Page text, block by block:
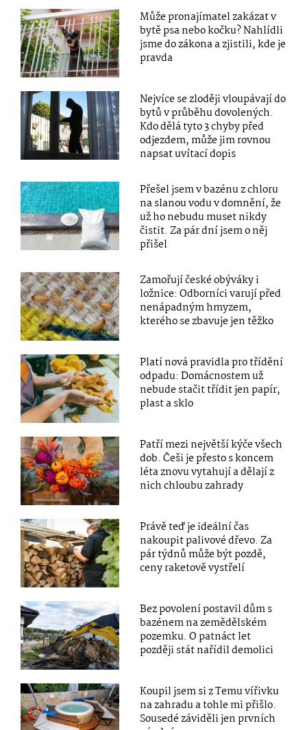
Může pronajímatel zakázat v
bytě psa nebo kočku? Nahlídli
jsme do zákona a zjistili, kde je
pravda
Nejvíce se zloději vloupávají do
bytů v průběhu dovolených.
Kdo dělá tyto 3 chyby před
odjezdem, může jim rovnou
napsat uvítací dopis
Přešel jsem v bazénu z chloru
na slanou vodu v domnění, že
už ho nebudu muset nikdy
čistit. Za pár dní jsem o něj
přišel
Zamořují české obýváky i
ložnice: Odborníci varují před
nenápadným hmyzem,
kterého se zbavuje jen těžko
Platí nová pravidla pro třídění
odpadu: Domácnostem už
nebude stačit třídit jen papír,
plast a sklo
Patří mezi největší kýče všech
dob. Češi je přesto s koncem
léta znovu vytahují a dělají z
nich chloubu zahrady
Právě teď je ideální čas
nakoupit palivové dřevo. Za
pár týdnů může být pozdě,
ceny raketově vystřelí
Bez povolení postavil dům s
bazénem na zemědělském
pozemku. O patnáct let
později stát nařídil demolici
Koupil jsem si z Temu vířivku
na zahradu a tohle mi přišlo.
Sousedé záviděli jen prvních